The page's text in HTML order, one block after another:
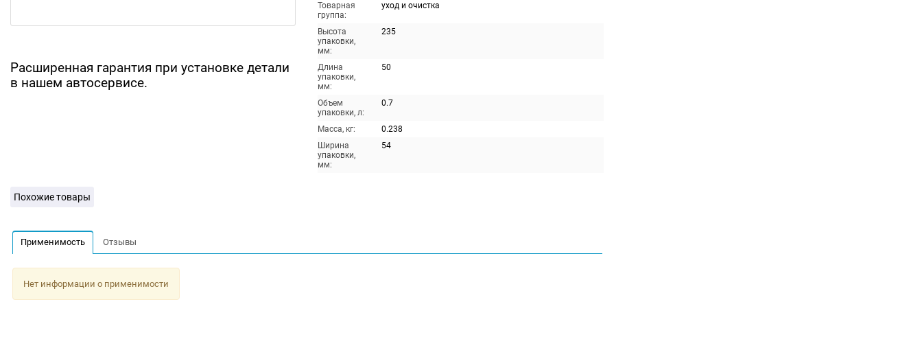
Расширенная гарантия при установке детали
в нашем автосервисе.
Товарная
группа:
уход и очистка
Высота
упаковки,
мм:
235
Длина
упаковки,
мм:
50
Объем
упаковки, л:
0.7
Масса, кг:
0.238
Ширина
упаковки,
мм:
54
Похожие товары
Применимость Отзывы
Нет информации о применимости